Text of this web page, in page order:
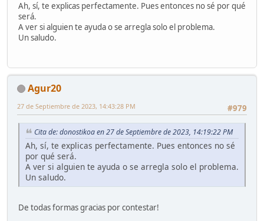
Ah, sí, te explicas perfectamente. Pues entonces no sé por qué
será.
A ver si alguien te ayuda o se arregla solo el problema.
Un saludo.
Agur20
#979
27 de Septiembre de 2023, 14:43:28 PM
Cita de: donostikoa en 27 de Septiembre de 2023, 14:19:22 PM
Ah, sí, te explicas perfectamente. Pues entonces no sé
por qué será.
A ver si alguien te ayuda o se arregla solo el problema.
Un saludo.
De todas formas gracias por contestar!